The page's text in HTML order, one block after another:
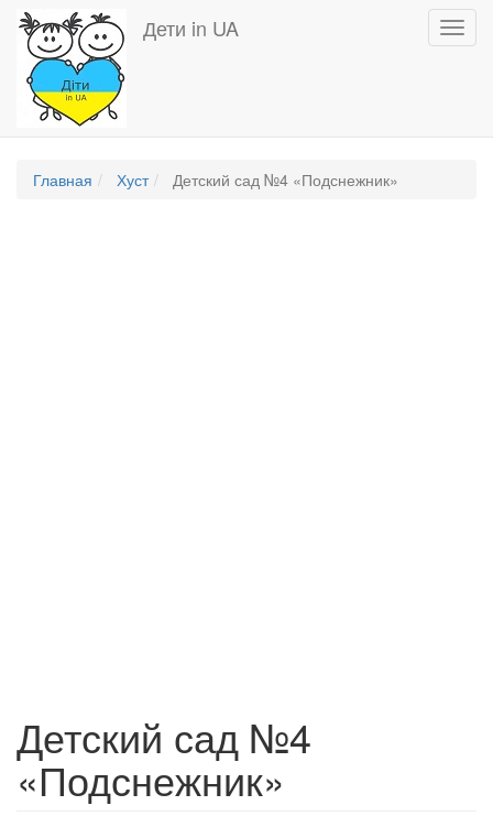
Перейти
основному
содержанию
Дети in UA
Главная Хуст Детский сад №4 «Подснежник»
Детский сад №4
«Подснежник»